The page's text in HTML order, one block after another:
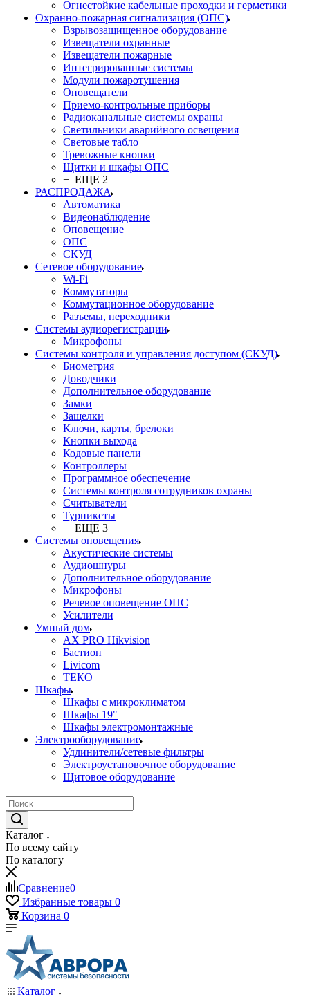
Огнестойкие кабельные проходки и герметики
Охранно-пожарная сигнализация (ОПС)
Взрывозащищенное оборудование
Извещатели охранные
Извещатели пожарные
Интегрированные системы
Модули пожаротушения
Оповещатели
Приемо-контрольные приборы
Радиоканальные системы охраны
Светильники аварийного освещения
Световые табло
Тревожные кнопки
Щитки и шкафы ОПС
+ ЕЩЕ 2
РАСПРОДАЖА
Автоматика
Видеонаблюдение
Оповещение
ОПС
СКУД
Сетевое оборудование
Wi-Fi
Коммутаторы
Коммутационное оборудование
Разъемы, переходники
Системы аудиорегистрации
Микрофоны
Системы контроля и управления доступом (СКУД)
Биометрия
Доводчики
Дополнительное оборудование
Замки
Защелки
Ключи, карты, брелоки
Кнопки выхода
Кодовые панели
Контроллеры
Программное обеспечение
Системы контроля сотрудников охраны
Считыватели
Турникеты
+ ЕЩЕ 3
Системы оповещения
Акустические системы
Аудиошнуры
Дополнительное оборудование
Микрофоны
Речевое оповещение ОПС
Усилители
Умный дом
AX PRO Hikvision
Бастион
Livicom
ТЕКО
Шкафы
Шкафы с микроклиматом
Шкафы 19"
Шкафы электромонтажные
Электрооборудование
Удлинители/сетевые фильтры
Электроустановочное оборудование
Щитовое оборудование
Каталог
По всему сайту
По каталогу
Сравнение0
Избранные товары 0
Корзина 0
Каталог